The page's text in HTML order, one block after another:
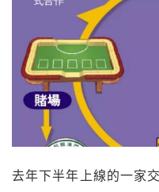
去年下半年上線的一家